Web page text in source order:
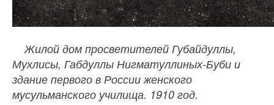
Жилой дом просветителей Губайдуллы,
Мухлисы, Габдуллы Нигматуллиных-Буби и
здание первого в России женского
мусульманского училища. 1910 год.